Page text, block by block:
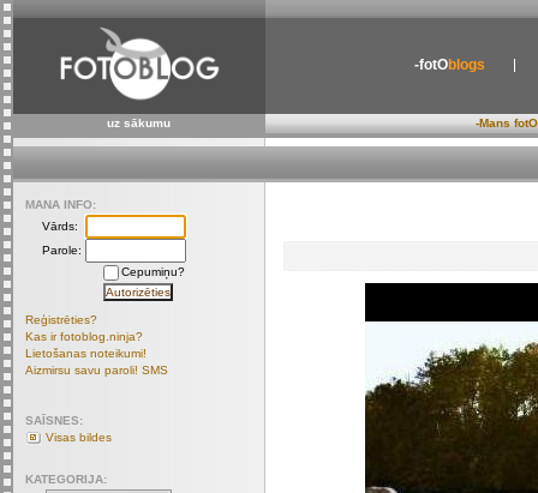
-fotOblogs
uz sākumu -Mans
MANA INFO:
Vārds:
Parole:
Cepumiņu?
Reģistrēties?
Kas ir fotoblog.ninja?
Lietošanas noteikumi!
Aizmirsu savu paroli! SMS
SAĪSNES:
Visas bildes
KATEGORIJA: